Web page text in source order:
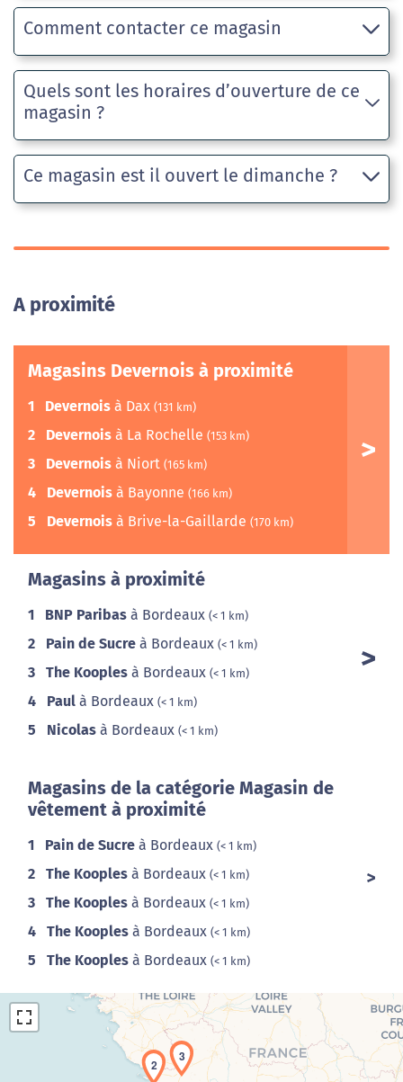
Comment contacter ce magasin
Quels sont les horaires d’ouverture de ce
magasin ?
Ce magasin est il ouvert le dimanche ?
A proximité
Magasins Devernois à proximité
1 Devernois à Dax (131 km)
2 Devernois à La Rochelle (153 km)
3 Devernois à Niort (165 km)
4 Devernois à Bayonne (166 km)
5 Devernois à Brive-la-Gaillarde (170 km)
Magasins à proximité
1 BNP Paribas à Bordeaux (< 1 km)
2 Pain de Sucre à Bordeaux (< 1 km)
3 The Kooples à Bordeaux (< 1 km)
4 Paul à Bordeaux (< 1 km)
5 Nicolas à Bordeaux (< 1 km)
Magasins de la catégorie Magasin de
vêtement à proximité
1 Pain de Sucre à Bordeaux (< 1 km)
2 The Kooples à Bordeaux (< 1 km)
3 The Kooples à Bordeaux (< 1 km)
4 The Kooples à Bordeaux (< 1 km)
5 The Kooples à Bordeaux (< 1 km)
2
3